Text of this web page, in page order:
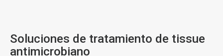
Soluciones de tratamiento de tissue
antimicrobiano